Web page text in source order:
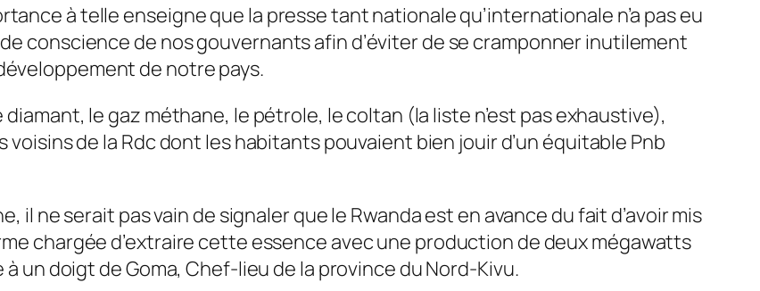
à telle enseigne que la presse tant nationale qu’internationale n’a pas eu
conscience de nos gouvernants afin d’éviter de se cramponner inutilement
de notre pays.
le gaz méthane, le pétrole, le coltan (la liste n’est pas exhaustive),
de la Rdc dont les habitants pouvaient bien jouir d’un équitable Pnb
il ne serait pas vain de signaler que le Rwanda est en avance du fait d’avoir mis
chargée d’extraire cette essence avec une production de deux mégawatts
un doigt de Goma, Chef-lieu de la province du Nord-Kivu.